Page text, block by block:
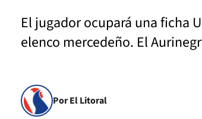
El jugador ocupará una ficha
elenco mercedeño. El
Por El Litoral